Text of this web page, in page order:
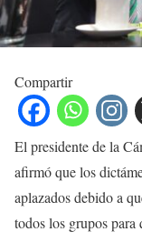
Compartir
El presidente de la
afirmó que los
aplazados debido a
todos los grupos para